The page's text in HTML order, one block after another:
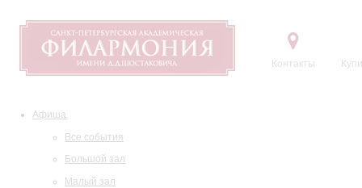
Контакты
Афиша
Все события
Большой зал
Малый зал